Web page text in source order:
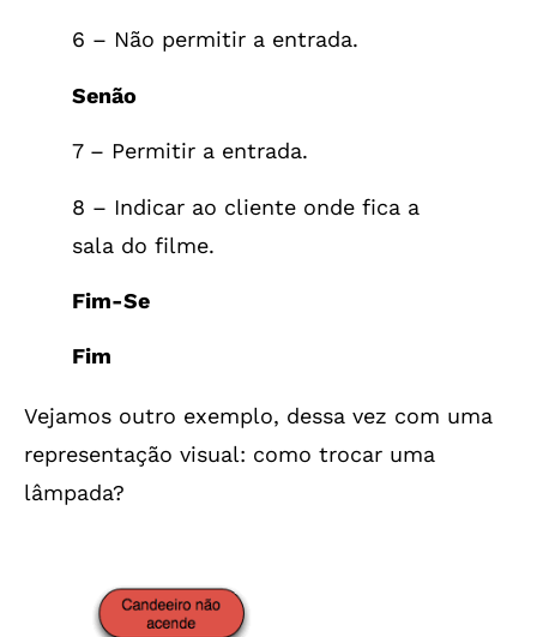
6 – Não permitir a entrada.
Senão
7 – Permitir a entrada.
8 – Indicar ao cliente onde fica a
sala do filme.
Fim-Se
Fim
Vejamos outro exemplo, dessa vez com uma
representação visual: como trocar uma
lâmpada?